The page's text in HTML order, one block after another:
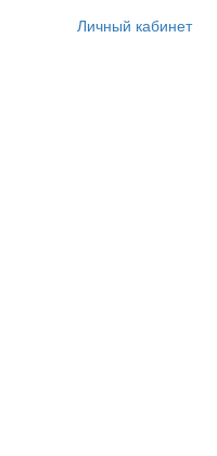
Личный кабинет